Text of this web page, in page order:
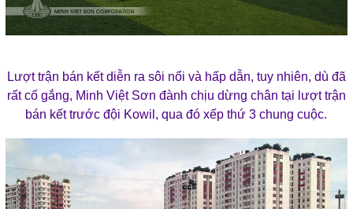
Lượt trận bán kết diễn ra sôi nổi và hấp dẫn, tuy nhiên, dù đã
rất cố gắng, Minh Việt Sơn đành chịu dừng chân tại lượt trận
bán kết trước đội Kowil, qua đó xếp thứ 3 chung cuộc.